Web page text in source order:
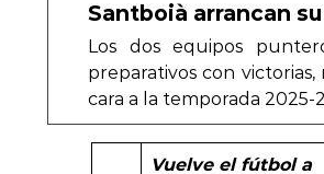
Santboià arrancan
Los dos equipos
preparativos con
cara a la temporada 2025-
Vuelve el fútbol a